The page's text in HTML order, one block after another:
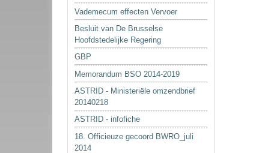
Vademecum effecten Vervoer
Besluit van De Brusselse
Hoofdstedelijke Regering
GBP
Memorandum BSO 2014-2019
ASTRID - Ministeriële omzendbrief
20140218
ASTRID - infofiche
18. Officieuze gecoord BWRO_juli
2014